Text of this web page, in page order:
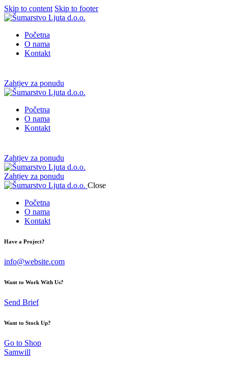
Skip to content Skip to footer
Početna
O nama
Kontakt
Zahtjev za ponudu
Početna
O nama
Kontakt
Zahtjev za ponudu
Zahtjev za ponudu
Close
Početna
O nama
Kontakt
Have a Project?
info@website.com
Want to Work With Us?
Send Brief
Want to Stock Up?
Go to Shop
Samwill